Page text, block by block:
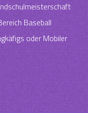
Baseball
oder Mobiler